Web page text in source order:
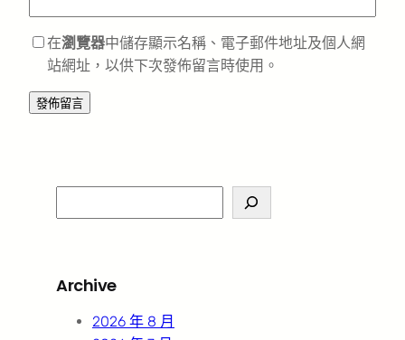
在瀏覽器中儲存顯示名稱、電子郵件地址及個人網
站網址，以供下次發佈留言時使用。
e
c
Archive
2026 年 8 月